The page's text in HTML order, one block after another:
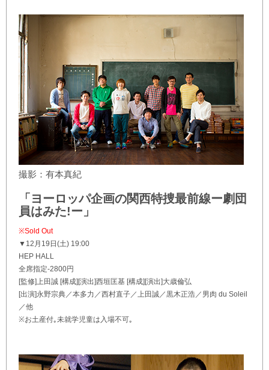
撮影：有本真紀
「ヨーロッパ企画の関西特捜最前線ー劇団
員はみた!ー」
※Sold Out
▼12月19日(土) 19:00
HEP HALL
全席指定-2800円
[監修]上田誠 [構成][演出]西垣匡基 [構成][演出]大歳倫弘
[出演]永野宗典／本多力／西村直子／上田誠／黒木正浩／男肉 du Soleil
／他
※お土産付｡未就学児童は入場不可｡